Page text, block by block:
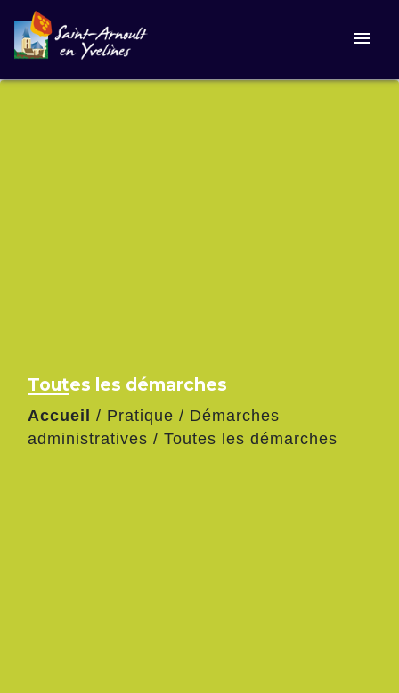
menu
Toutes les démarches
Accueil / Pratique / Démarches
administratives / Toutes les démarches